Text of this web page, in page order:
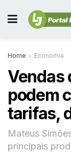
Home Economia
Vendas
podem
tarifas,
Mateus
principais